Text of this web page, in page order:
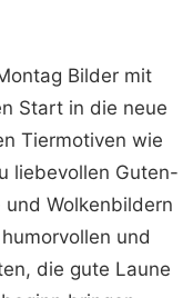
Bilder mit
Start in die neue
Tiermotiven wie
liebevollen Guten-
Wolkenbildern
und
die gute Laune